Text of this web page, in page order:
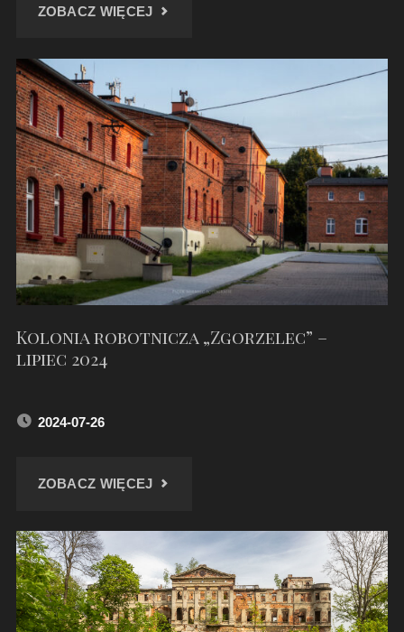
ZOBACZ WIĘCEJ"PRZEJAZDEM
PAŁAC
W
ROZKOCHOWIE"
Kolonia robotnicza „Zgorzelec” –
lipiec 2024
2024-07-26
ZOBACZ WIĘCEJ"KOLONIA
„ZGORZELEC”
–